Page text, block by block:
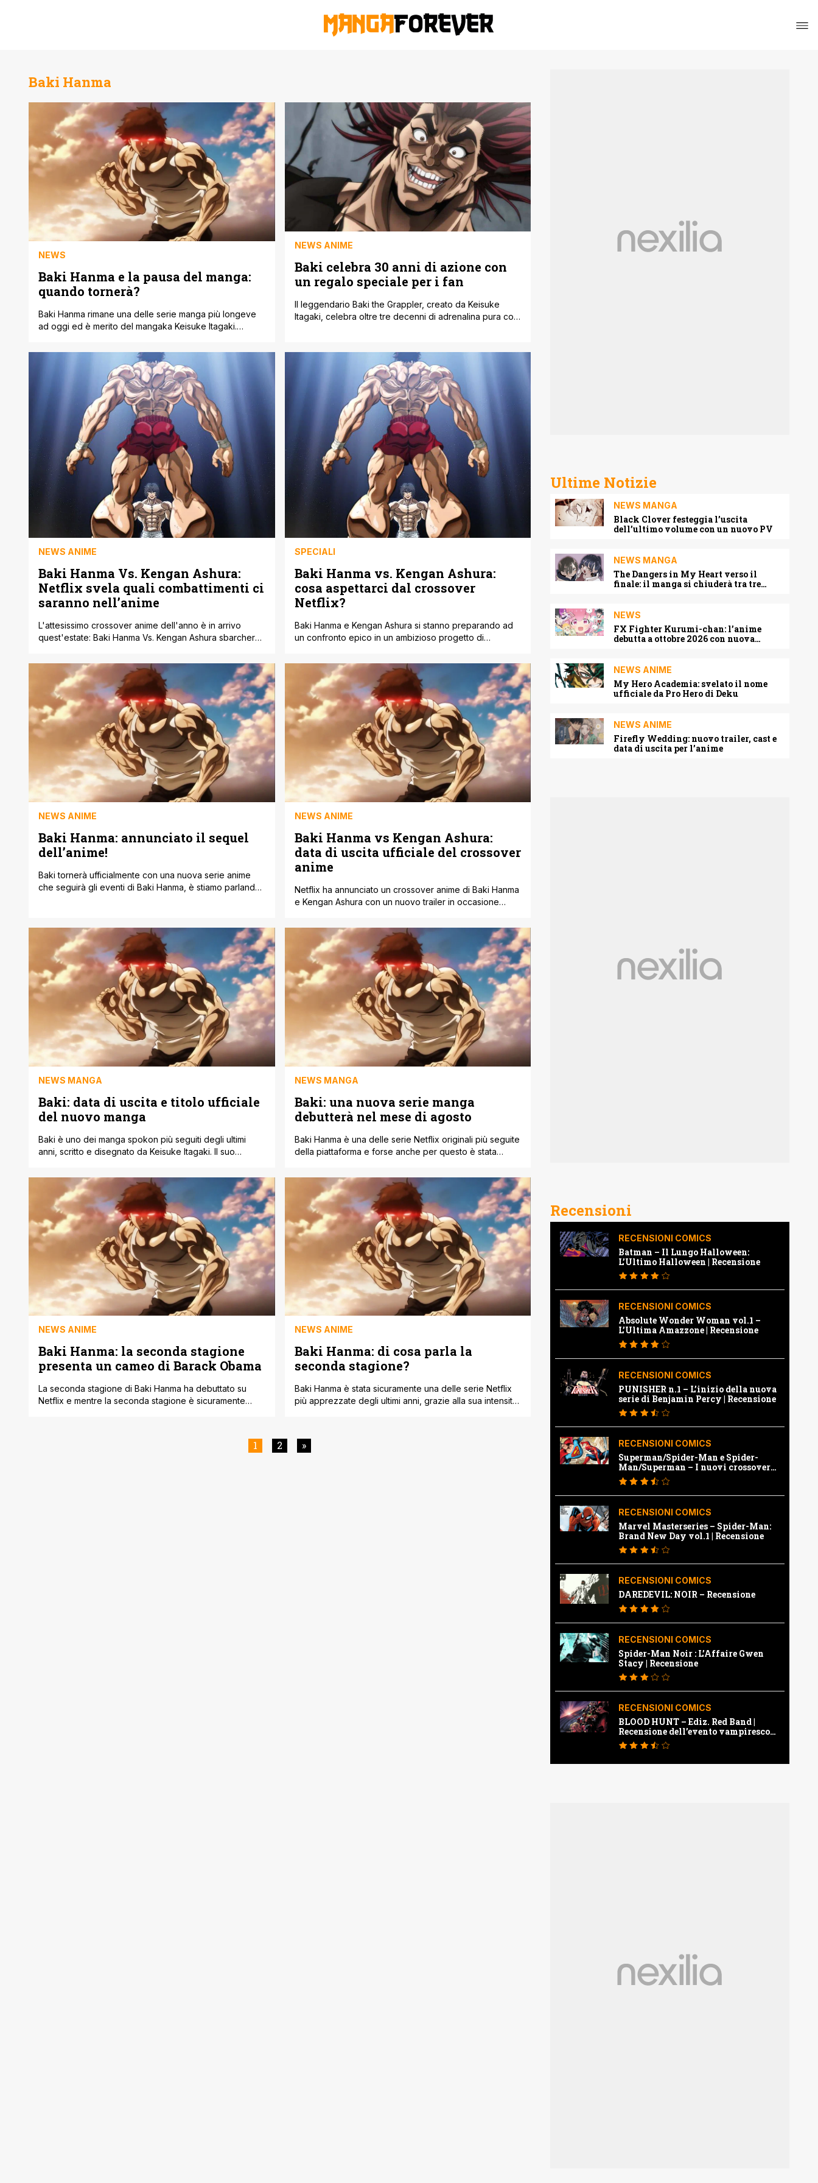
Baki Hanma
NEWS
Baki Hanma e la pausa del manga:
quando tornerà?
Baki Hanma rimane una delle serie manga più longeve
ad oggi ed è merito del mangaka Keisuke Itagaki.
quando tornerà l'adattamento anime sulla piattaforma di
streaming, ci sono brutte notizie riguardo l'arco
narrativo del manga in corso noto come Baki Rahen. In
una rivelazione a sorpresa, l'attuale [']
NEWS ANIME
Baki celebra 30 anni di azione con
un regalo speciale per i fan
Il leggendario Baki the Grappler, creato da Keisuke
Itagaki, celebra oltre tre decenni di adrenalina pura con
Netflix, Baki si è affermato come una pietra miliare della
narrativa sulle arti marziali, unendo combattimenti
NEWS ANIME
Baki Hanma Vs. Kengan Ashura:
Netflix svela quali combattimenti ci
saranno nell’anime
L'attesissimo crossover anime dell'anno è in arrivo
quest'estate: Baki Hanma Vs. Kengan Ashura sbarcherà
su alcun manga o light novel, rendendo incerti gli esiti
degli scontri. Gli appassionati di anime possono già
iniziare a dibattere sui possibili vincitori, grazie
all'annuncio di Netflix sui combattenti [']
SPECIALI
Baki Hanma vs. Kengan Ashura:
cosa aspettarci dal crossover
Netflix?
Baki Hanma e Kengan Ashura si stanno preparando ad
un confronto epico in un ambizioso progetto di
propria disponibilità di licenze e produzioni di anime
negli ultimi anni, e due di questi sforzi hanno portato alla
realizzazione di due serie anime di grande impatto sotto
lo stesso [']
NEWS ANIME
Baki Hanma: annunciato il sequel
dell’anime!
Baki tornerà ufficialmente con una nuova serie anime
che seguirà gli eventi di Baki Hanma, è stiamo parlando
al franchise spokon, dato che apparentemente poneva
NEWS ANIME
Baki Hanma vs Kengan Ashura:
data di uscita ufficiale del crossover
anime
Netflix ha annunciato un crossover anime di Baki Hanma
e Kengan Ashura con un nuovo trailer in occasione
rivelato non solo alcune anticipazioni di quello che i fan
potranno vedere, ma anche la data di uscita ufficiale.
Infatti si scopre che Baki Hanma vs Kengan Ashura
debutterà [']
NEWS MANGA
Baki: data di uscita e titolo ufficiale
del nuovo manga
Baki è uno dei manga spokon più seguiti degli ultimi
anni, scritto e disegnato da Keisuke Itagaki. Il suo
Champion. Recentemente abbiamo riportato alcune
novità legate alla una nuova parte di Baki e con il
presente articolo ripoteremo alcune nuove informazioni
a esso legate. L'aggiornamento arriva direttamente dalla
pagina [']
NEWS MANGA
Baki: una nuova serie manga
debutterà nel mese di agosto
Baki Hanma è una delle serie Netflix originali più seguite
della piattaforma e forse anche per questo è stata
shonen, ormai serializzato dagli anni novanta sulla rivista
Weekly Shōnen Champion. Proprio su quest'ultima,
precisamente sul numero 35 è arrivato l'annuncio in
questione. Infatti l'autore Keisuke Itagaki inizierà [']
NEWS ANIME
Baki Hanma: la seconda stagione
presenta un cameo di Barack Obama
La seconda stagione di Baki Hanma ha debuttato su
Netflix e mentre la seconda stagione è sicuramente
NEWS ANIME
Baki Hanma: di cosa parla la
seconda stagione?
Baki Hanma è stata sicuramente una delle serie Netflix
più apprezzate degli ultimi anni, grazie alla sua intensità
vediamo il figlio di Yujiro Hanma e i suoi compagni di
squadra combattere una minaccia preistorica. Pickle the
1 2 »
Ultime Notizie
NEWS MANGA
Black Clover festeggia l’uscita
dell’ultimo volume con un nuovo PV
NEWS MANGA
The Dangers in My Heart verso il
finale: il manga si chiuderà tra tre
NEWS
FX Fighter Kurumi-chan: l’anime
debutta a ottobre 2026 con nuova
NEWS ANIME
My Hero Academia: svelato il nome
ufficiale da Pro Hero di Deku
NEWS ANIME
Firefly Wedding: nuovo trailer, cast e
data di uscita per l’anime
Recensioni
RECENSIONI COMICS
Batman – Il Lungo Halloween:
L’Ultimo Halloween | Recensione
RECENSIONI COMICS
Absolute Wonder Woman vol.1 –
L’Ultima Amazzone | Recensione
RECENSIONI COMICS
PUNISHER n.1 – L’inizio della nuova
serie di Benjamin Percy | Recensione
RECENSIONI COMICS
Superman/Spider-Man e Spider-
Man/Superman – I nuovi crossover
Marvel e Dc | Recensione
RECENSIONI COMICS
Marvel Masterseries – Spider-Man:
Brand New Day vol.1 | Recensione
RECENSIONI COMICS
DAREDEVIL: NOIR – Recensione
RECENSIONI COMICS
Spider-Man Noir : L’Affaire Gwen
Stacy | Recensione
RECENSIONI COMICS
BLOOD HUNT – Ediz. Red Band |
Recensione dell’evento vampiresco
della Marvel